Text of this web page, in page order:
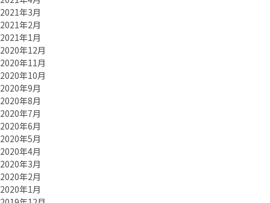
2021年3月
2021年2月
2021年1月
2020年12月
2020年11月
2020年10月
2020年9月
2020年8月
2020年7月
2020年6月
2020年5月
2020年4月
2020年3月
2020年2月
2020年1月